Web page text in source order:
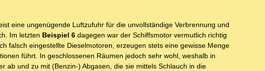
eine ungenügende Luftzufuhr für die unvollständige Verbrennung und
Im letzten Beispiel 6 dagegen war der Schiffsmotor vermutlich richtig
falsch eingestellte Dieselmotoren, erzeugen stets eine gewisse Menge
führt. In geschlossenen Räumen jedoch sehr wohl, weshalb in
ab und zu mit (Benzin-) Abgasen, die sie mittels Schlauch in die